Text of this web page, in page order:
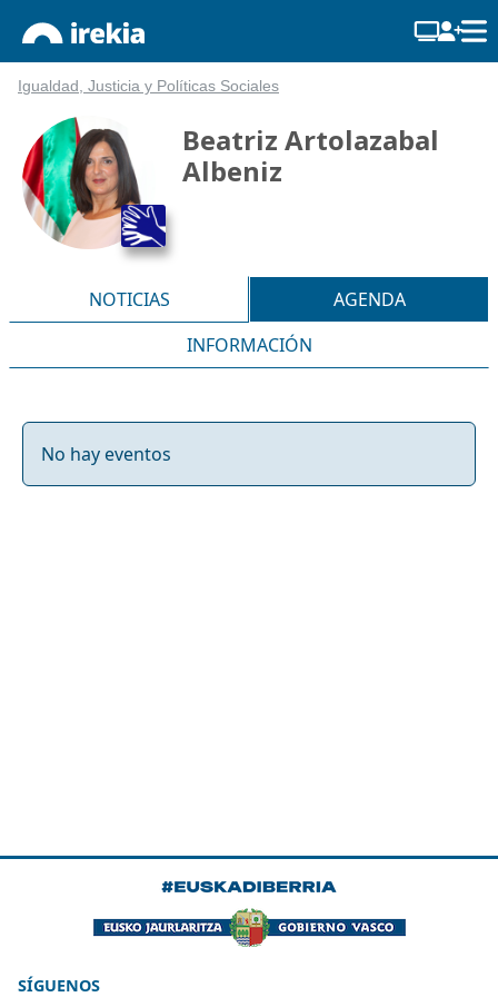
Igualdad, Justicia y Políticas Sociales
Beatriz Artolazabal
Albeniz
NOTICIAS
AGENDA
INFORMACIÓN
No hay eventos
SÍGUENOS